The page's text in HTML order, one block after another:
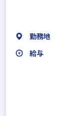
勤務地
給与